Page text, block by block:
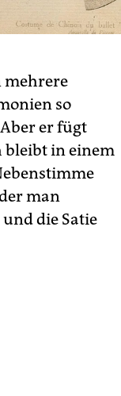
mehrere
so
er fügt
bleibt in einem
man
die Satie